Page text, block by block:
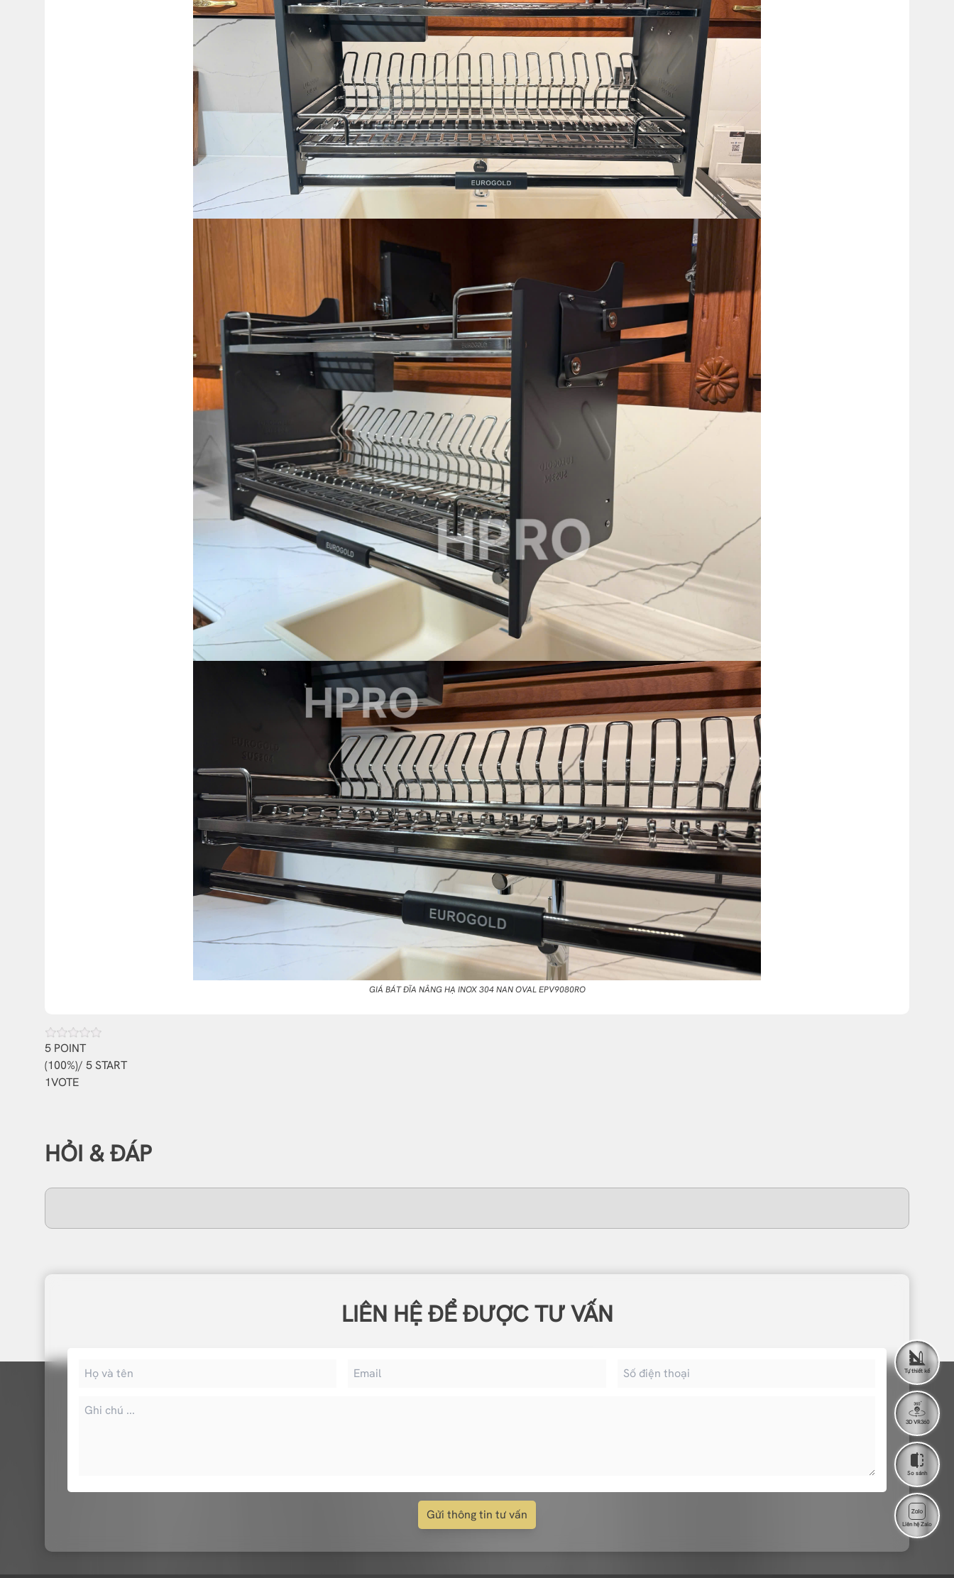
GIÁ BÁT ĐĨA NÂNG HẠ INOX 304 NAN OVAL EPV9080RO
5 POINT
(100%)/ 5 START
1VOTE
HỎI & ĐÁP
LIÊN HỆ ĐỂ ĐƯỢC TƯ VẤN
Gửi thông tin tư vấn
Tự thiết kế
3D VR360
So sánh
Liên hệ Zalo